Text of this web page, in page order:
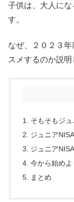
子供は、大人に
す。
なぜ、２０２３
スメするのか説明
そもそもジ
ジュニア
ジュニア
今から始め
まとめ